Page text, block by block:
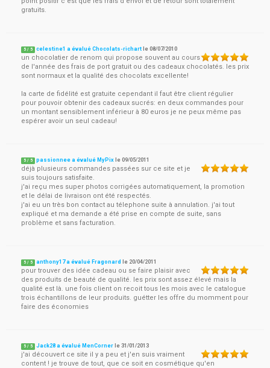
gratuits.
5 / 5 celestine1 a évalué Chocolats-richart le08/07/2010
un chocolatier de renom qui propose souvent au cours
de l'année des frais de port gratuit ou des cadeaux chocolatés. les prix
sont normaux et la qualité des chocolats excellente!
la carte de fidélité est gratuite cependant il faut être client régulier
pour pouvoir obtenir des cadeaux sucrés: en deux commandes pour
un montant sensiblement inférieur à 80 euros je ne peux même pas
espérer avoir un seul cadeau!
5 / 5 passionnee a évalué MyPix le09/05/2011
déjà plusieurs commandes passées sur ce site et je
suis toujours satisfaite.
j'ai reçu mes super photos corrigées automatiquement, la promotion
et le délai de livraison ont été respectés.
j'ai eu un très bon contact au télephone suite à annulation. j'ai tout
expliqué et ma demande a été prise en compte de suite, sans
problème et sans facturation.
5 / 5 anthony17 a évalué Fragonard le 20/04/2011
pour trouver des idée cadeau ou se faire plaisir avec
des produits de beauté de qualité. les prix sont assez élevé mais la
qualité est là. une fois client on recoit tous les mois avec le catalogue
trois échantillons de leur produits. guétter les offre du momment pour
faire des économies
5 / 5 Jack28 a évalué MenCorner le31/01/2013
j'ai découvert ce site il y a peu et j'en suis vraiment
content ! je trouve de tout, que ce soit en cosmétique qu'en